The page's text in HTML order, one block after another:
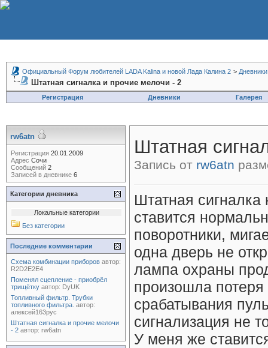
Официальный Форум любителей LADA Kalina и новой Лада Калина 2 > Дневники
Штатная сигналка и прочие мелочи - 2
Регистрация Дневники Галерея
Штатная
Запись от rw6atn
Штатная
ставится
поворотники,
одна дверь не
лампа охраны
произошла
срабатывания
сигнализация не
У меня же
rw6atn
Регистрация 20.01.2009
Адрес Сочи
Сообщений 2
Записей в дневнике 6
Категории дневника
Локальные категории
Без категории
Последние комментарии
Схема комбинации приборов автор:
R2D2E2E4
Поменял сцепление - приобрёл
трищётку автор: DyUK
Топливный фильтр. Трубки
топливного фильтра. автор:
алексей163рус
Штатная сигналка и прочие мелочи
- 2 автор: rw6atn